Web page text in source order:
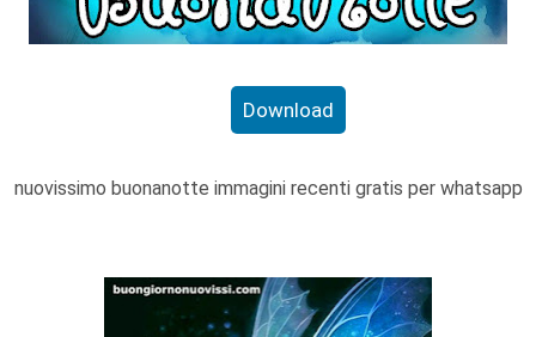
Download
nuovissimo buonanotte immagini recenti gratis per whatsapp